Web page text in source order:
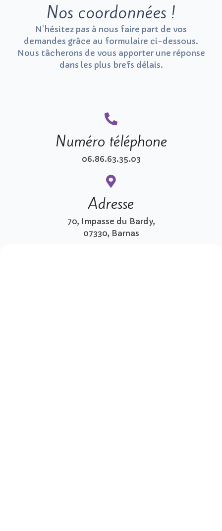
Nos coordonnées !
N’hésitez pas à nous faire part de vos
demandes grâce au formulaire ci-dessous.
Nous tâcherons de vous apporter une réponse
dans les plus brefs délais.
Numéro téléphone
06.86.63.35.03
Adresse
70, Impasse du Bardy,
07330, Barnas